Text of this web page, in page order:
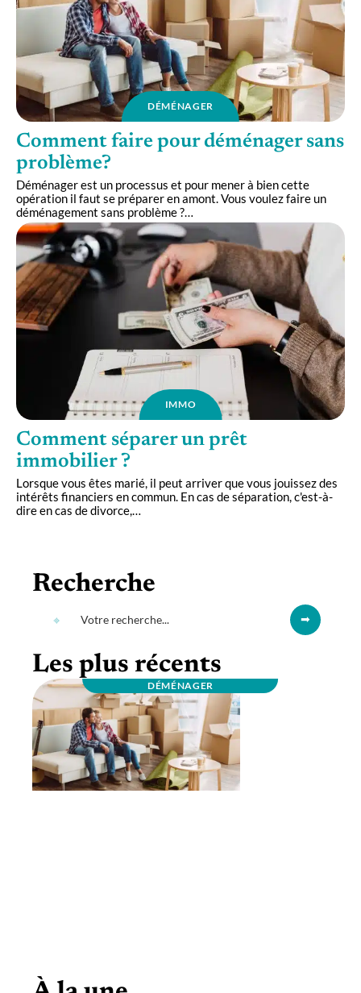
DÉMÉNAGER
Comment faire pour déménager sans
problème?
Déménager est un processus et pour mener à bien cette
opération il faut se préparer en amont. Vous voulez faire un
déménagement sans problème ?…
IMMO
Comment séparer un prêt
immobilier ?
Lorsque vous êtes marié, il peut arriver que vous jouissez des
intérêts financiers en commun. En cas de séparation, c'est-à-
dire en cas de divorce,…
Recherche
Les plus récents
DÉMÉNAGER